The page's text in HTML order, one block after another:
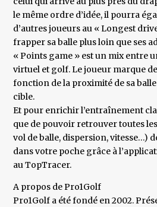
le même ordre d’idée, il pourra
d’autres joueurs au « Longest
frapper sa balle plus loin que ses
« Points game » est un mix entre
virtuel et golf. Le joueur marque
fonction de la proximité de sa
cible.
Et pour enrichir l’entraînement
que de pouvoir retrouver toutes
vol de balle, dispersion, vitesse…)
dans votre poche grâce à
au TopTracer.
A propos de Pro1Golf
Pro1Golf a été fondé en 2002.